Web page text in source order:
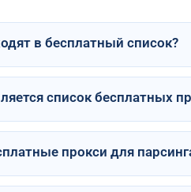
в бесплатный список?
список бесплатных
прокси для